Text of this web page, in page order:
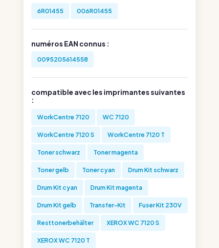
6R01455 006R01455
numéros EAN connus :
0095205614558
compatible avec les imprimantes suivantes
:
WorkCentre 7120 WC 7120
WorkCentre 7120 S WorkCentre 7120 T
Toner schwarz Toner magenta
Toner gelb Toner cyan Drum Kit schwarz
Drum Kit cyan Drum Kit magenta
Drum Kit gelb Transfer-Kit Fuser Kit 230V
Resttonerbehälter XEROX WC 7120 S
XEROX WC 7120 T